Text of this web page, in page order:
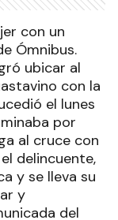
con un
Ómnibus.
ubicar al
con la
el lunes
por
al cruce con
delincuente,
y se lleva su
y
del